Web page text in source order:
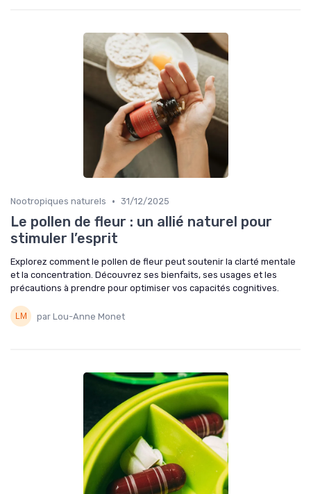
Nootropiques naturels • 31/12/2025
Le pollen de fleur : un allié naturel pour
stimuler l’esprit
Explorez comment le pollen de fleur peut soutenir la clarté mentale
et la concentration. Découvrez ses bienfaits, ses usages et les
précautions à prendre pour optimiser vos capacités cognitives.
par Lou-Anne Monet